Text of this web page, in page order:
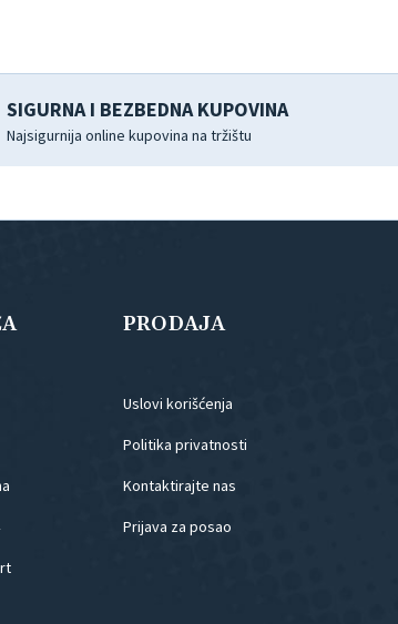
SIGURNA I BEZBEDNA KUPOVINA
Najsigurnija online kupovina na tržištu
PRODAJA
Uslovi korišćenja
Politika privatnosti
Kontaktirajte nas
Prijava za posao